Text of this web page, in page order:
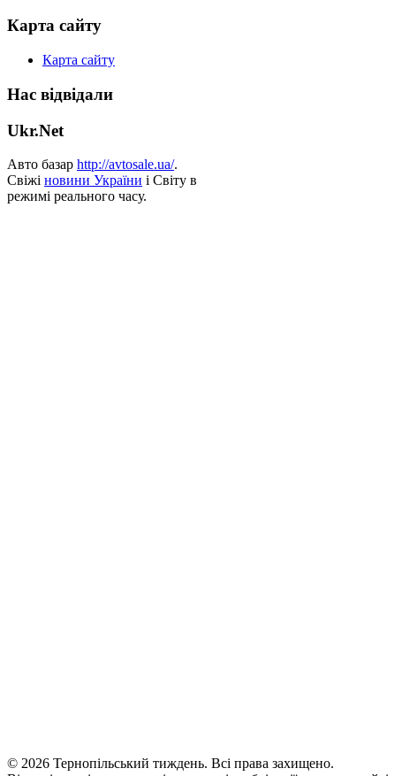
Карта сайту
Карта сайту
Нас відвідали
Ukr.Net
Авто базар http://avtosale.ua/.
Свіжі новини України і Світу в
режимі реального часу.
© 2026 Тернопільський тиждень. Всі права захищено.